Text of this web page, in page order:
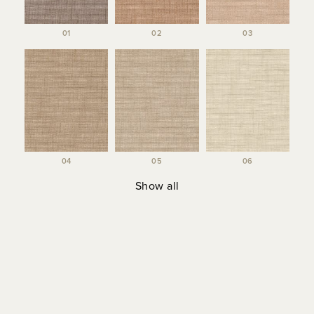
01 02 03
04 05 06
Show all